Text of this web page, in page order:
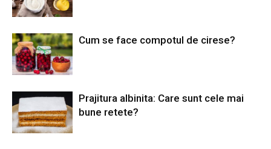
Cum se face compotul de cirese?
Prajitura albinita: Care sunt cele mai
bune retete?